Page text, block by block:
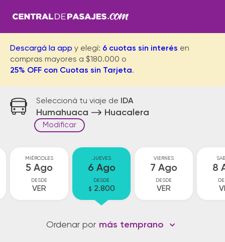
Descargá la app y elegí: 6 cuotas sin interés en
compras mayores a $180.000 o
25% OFF con Cuotas sin Tarjeta.
Seleccioná tu viaje de IDA
Humahuaca Huacalera
Modificar
MIÉRCOLES
5 Ago
DESDE
VER
JUEVES
6 Ago
DESDE
$ 2.800
VIERNES
7 Ago
DESDE
VER
8
Ordenar por más temprano